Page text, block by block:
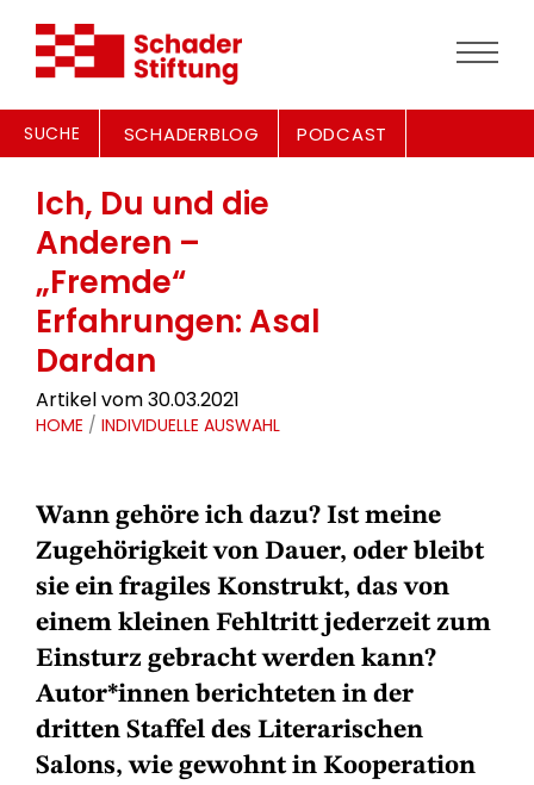
SUCHE SCHADERBLOG PODCAST
Ich, Du und die
Anderen –
„Fremde“
Erfahrungen: Asal
Dardan
Artikel vom 30.03.2021
HOME / INDIVIDUELLE AUSWAHL
Wann gehöre ich dazu? Ist meine
Zugehörigkeit von Dauer, oder bleibt
sie ein fragiles Konstrukt, das von
einem kleinen Fehltritt jederzeit zum
Einsturz gebracht werden kann?
Autor*innen berichteten in der
dritten Staffel des Literarischen
Salons, wie gewohnt in Kooperation